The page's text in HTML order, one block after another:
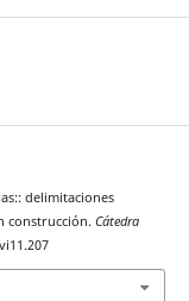
delimitaciones
construcción. Cátedra